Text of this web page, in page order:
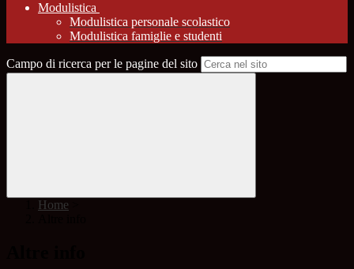
Modulistica
Modulistica personale scolastico
Modulistica famiglie e studenti
Campo di ricerca per le pagine del sito
Home